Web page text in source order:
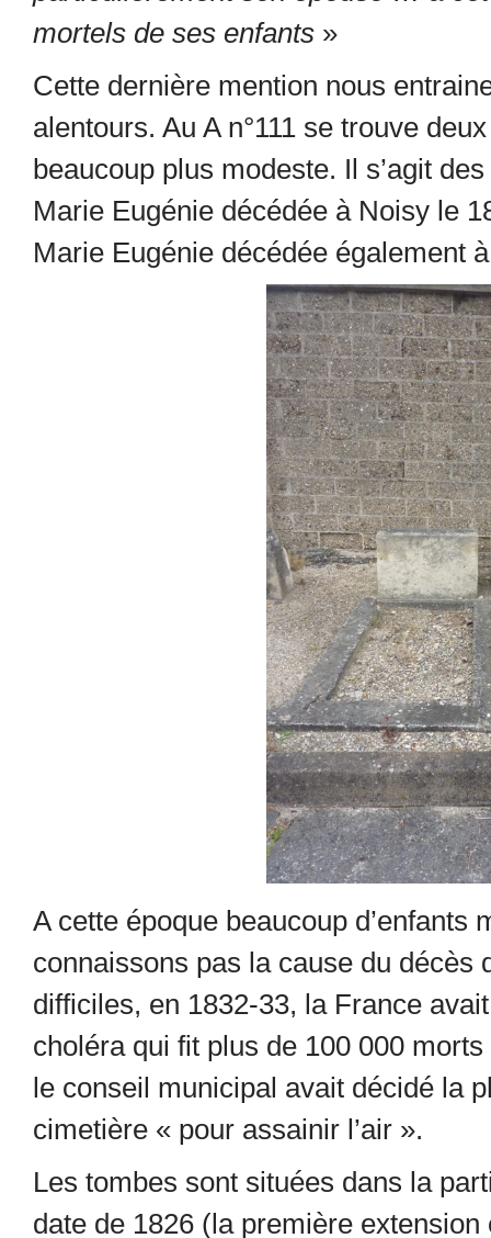
mortels de ses enfants »
Cette dernière mention nous
alentours. Au A n°111 se trouve
beaucoup plus modeste. Il s’agit
Marie Eugénie décédée à Noisy le
Marie Eugénie décédée également
A cette époque beaucoup d’enfants
connaissons pas la cause du décès
difficiles, en 1832-33, la France
choléra qui fit plus de 100 000
le conseil municipal avait décidé la
cimetière « pour assainir l’air ».
Les tombes sont situées dans la
date de 1826 (la première extension